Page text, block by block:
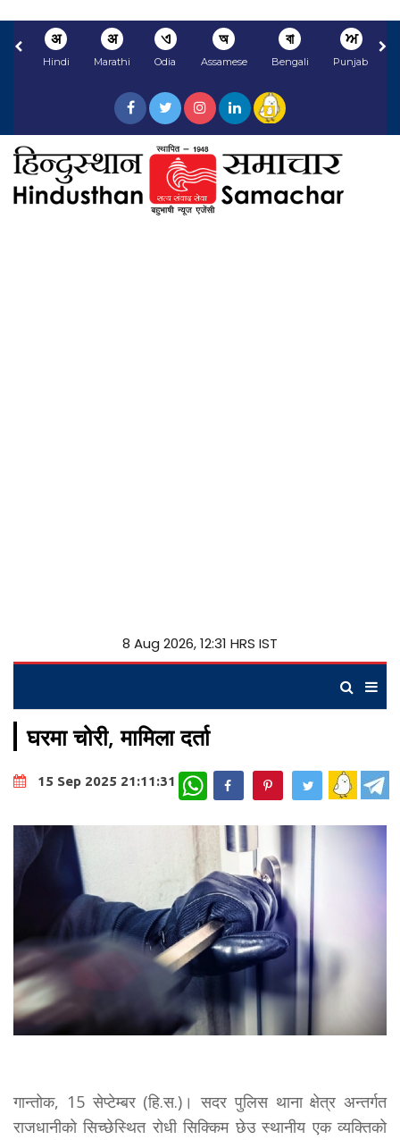
अ
Hindi
अ
Marathi
ଏ
Odia
অ
Assamese
বা
Bengali
ਅ
Punjabi
8 Aug 2026, 12:31 HRS IST
घरमा चोरी, मामिला दर्ता
15 Sep 2025 21:11:31 WhatsApp
गान्तोक, 15 सेप्टेम्बर (हि.स.)। सदर पुलिस थाना क्षेत्र अन्तर्गत
राजधानीको सिच्छेस्थित रोधी सिक्किम छेउ स्थानीय एक व्यक्तिको